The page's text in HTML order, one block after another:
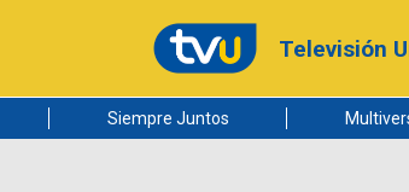
Televisión
Siempre Juntos